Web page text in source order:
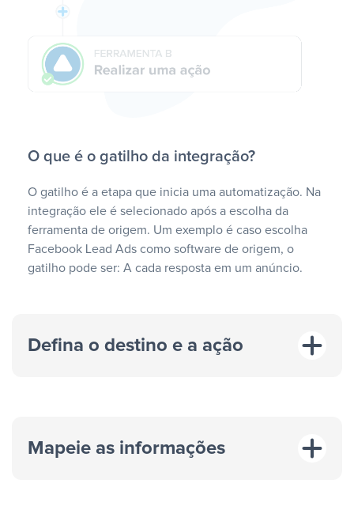
O que é o gatilho da integração?
O gatilho é a etapa que inicia uma automatização. Na
integração ele é selecionado após a escolha da
ferramenta de origem. Um exemplo é caso escolha
Facebook Lead Ads como software de origem, o
gatilho pode ser: A cada resposta em um anúncio.
Defina o destino e a ação
Mapeie as informações